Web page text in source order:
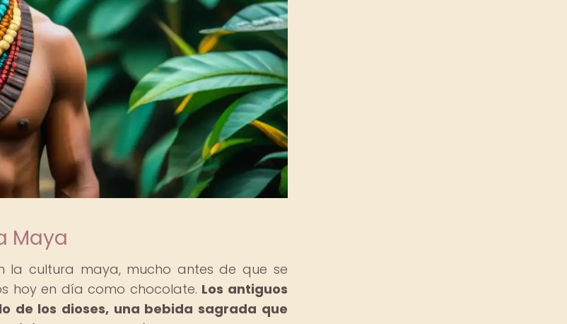
Maya
la cultura maya, mucho antes de que se
hoy en día como chocolate. Los antiguos
de los dioses, una bebida sagrada que